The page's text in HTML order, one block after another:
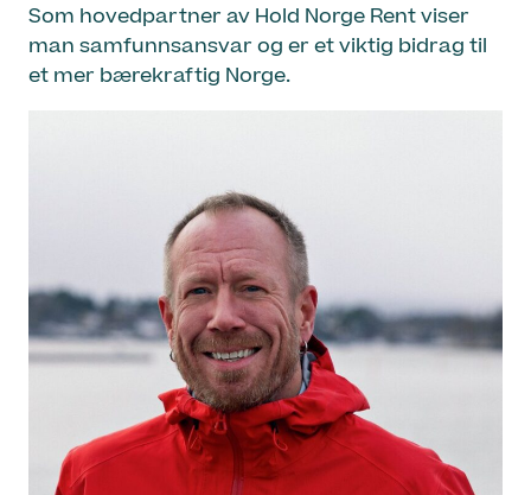
Som hovedpartner av Hold Norge Rent viser
man samfunnsansvar og er et viktig bidrag til
et mer bærekraftig Norge.